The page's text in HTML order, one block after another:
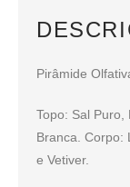
Pirâmide
Topo: Sal Puro,
Branca. Corpo:
e Vetiver.